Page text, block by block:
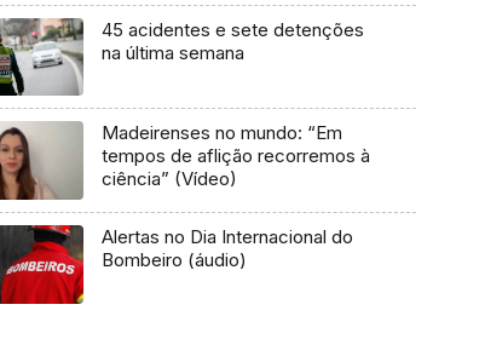
45 acidentes e sete detenções
na última semana
Madeirenses no mundo: “Em
tempos de aflição recorremos à
ciência” (Vídeo)
Alertas no Dia Internacional do
Bombeiro (áudio)